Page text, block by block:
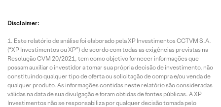
Disclaimer:
Este relatório de análise foi elaborado pela XP Investimentos CCTVM S.A.
(“XP Investimentos ou XP”) de acordo com todas as exigências previstas na
Resolução CVM 20/2021, tem como objetivo fornecer informações que
possam auxiliar o investidor a tomar sua própria decisão de investimento, não
constituindo qualquer tipo de oferta ou solicitação de compra e/ou venda de
qualquer produto. As informações contidas neste relatório são consideradas
válidas na data de sua divulgação e foram obtidas de fontes públicas. A XP
Investimentos não se responsabiliza por qualquer decisão tomada pelo